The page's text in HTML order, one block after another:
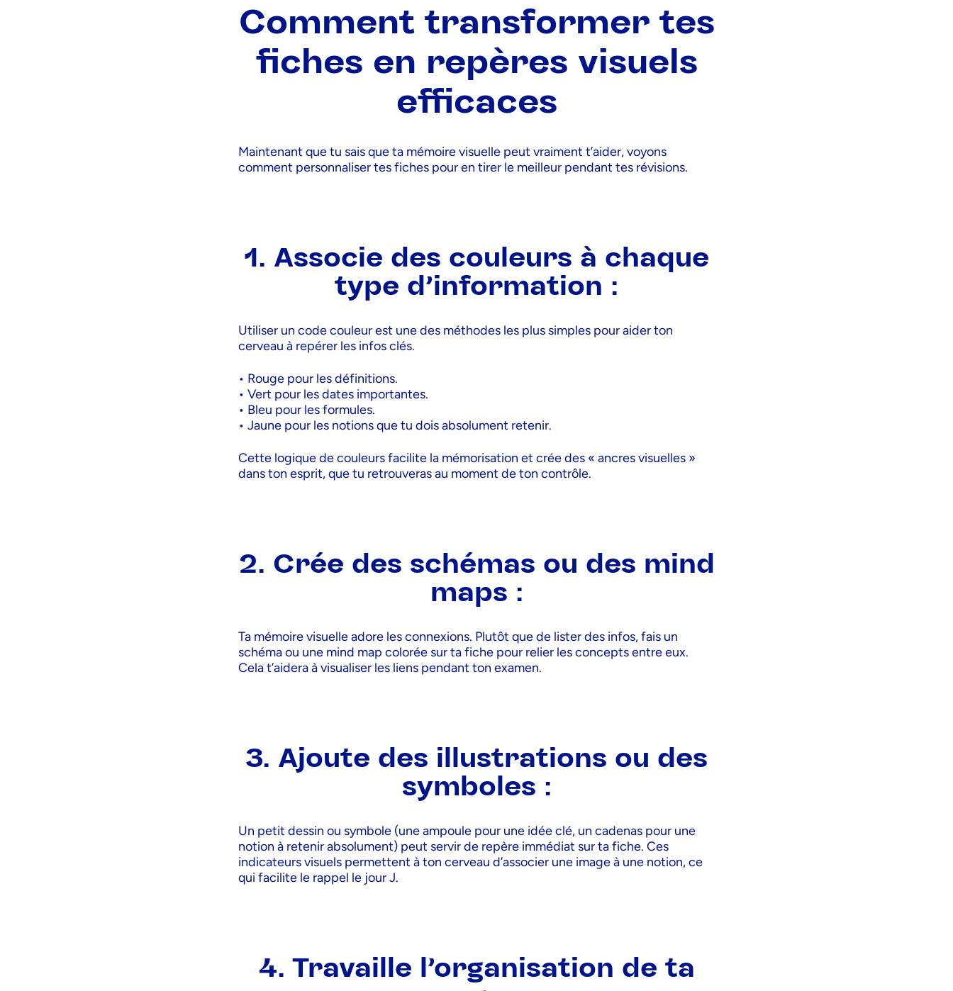
Comment transformer tes
fiches en repères visuels
efficaces
Maintenant que tu sais que ta mémoire visuelle peut vraiment t’aider, voyons
comment personnaliser tes fiches pour en tirer le meilleur pendant tes révisions.
1. Associe des couleurs à chaque
type d’information :
Utiliser un code couleur est une des méthodes les plus simples pour aider ton
cerveau à repérer les infos clés.
• Rouge pour les définitions.
• Vert pour les dates importantes.
• Bleu pour les formules.
• Jaune pour les notions que tu dois absolument retenir.
Cette logique de couleurs facilite la mémorisation et crée des « ancres visuelles »
dans ton esprit, que tu retrouveras au moment de ton contrôle.
2. Crée des schémas ou des mind
maps :
Ta mémoire visuelle adore les connexions. Plutôt que de lister des infos, fais un
schéma ou une mind map colorée sur ta fiche pour relier les concepts entre eux.
Cela t’aidera à visualiser les liens pendant ton examen.
3. Ajoute des illustrations ou des
symboles :
Un petit dessin ou symbole (une ampoule pour une idée clé, un cadenas pour une
notion à retenir absolument) peut servir de repère immédiat sur ta fiche. Ces
indicateurs visuels permettent à ton cerveau d’associer une image à une notion, ce
qui facilite le rappel le jour J.
4. Travaille l’organisation de ta